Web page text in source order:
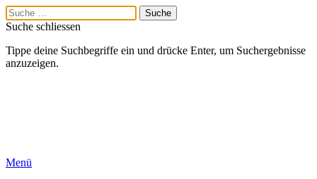
Suche schliessen
Tippe deine Suchbegriffe ein und drücke Enter, um Suchergebnisse
anzuzeigen.
Menü